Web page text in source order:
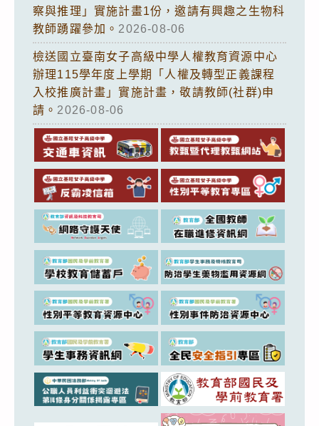
察與推理」實施計畫1份，邀請有興趣之生物科
教師踴躍參加。 2026-08-06
檢送國立臺南女子高級中學人權教育資源中心
辦理115學年度上學期「人權及轉型正義課程
入校推廣計畫」實施計畫，敬請教師(社群)申
請。 2026-08-06